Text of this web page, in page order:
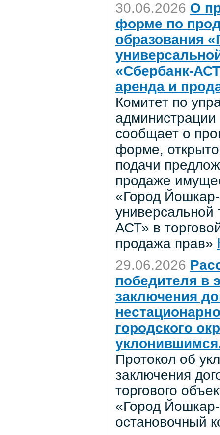
30.06.2026 О
форме по
образования
«Сбербанк-
аренда и
Комитет по
администрации
сообщает о
форме,
подачи
продаже
«Город
АСТ» в
продажа прав»
29.06.2026
победителя в
заключения
городского
Протокол об
заключения
торгового
«Город
остановочный